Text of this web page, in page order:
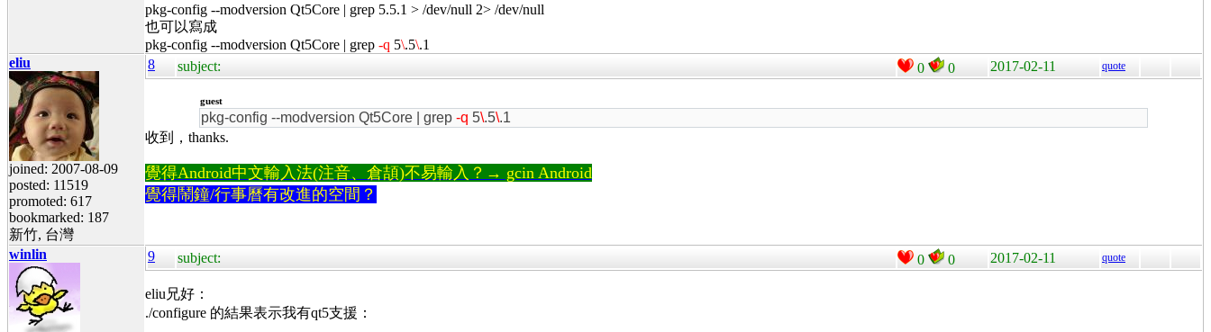
pkg-config --modversion Qt5Core | grep 5.5.1 > /dev/null 2> /dev/null
也可以寫成
pkg-config --modversion Qt5Core | grep -q 5\.5\.1
eliu
joined: 2007-08-09
posted: 11519
promoted: 617
bookmarked: 187
新竹, 台灣
8 subject: 0 0 2017-02-11 quote
guest
pkg-config --modversion Qt5Core | grep -q 5\.5\.1
收到，thanks.
覺得Android中文輸入法(注音、倉頡)不易輸入？→ gcin Android
覺得鬧鐘/行事曆有改進的空間？
winlin 9 subject: 0 0 2017-02-11 quote
eliu兄好：
./configure 的結果表示我有qt5支援：